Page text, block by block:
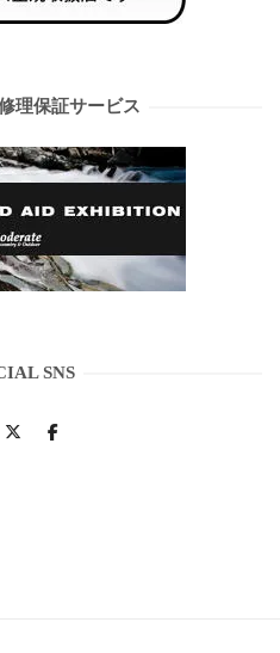
理保証サービス
SNS